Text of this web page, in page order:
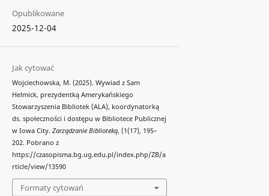
Opublikowane
2025-12-04
Jak cytować
Wojciechowska, M. (2025). Wywiad z Sam
Helmick, prezydentką Amerykańskiego
Stowarzyszenia Bibliotek (ALA), koordynatorką
ds. społeczności i dostępu w Bibliotece Publicznej
w Iowa City. Zarządzanie Biblioteką, (1(17), 195–
202. Pobrano z
https://czasopisma.bg.ug.edu.pl/index.php/ZB/a
rticle/view/13590
Formaty cytowań